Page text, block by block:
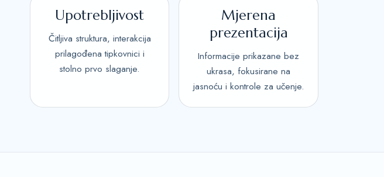
Upotrebljivost
Čitljiva struktura, interakcija
prilagođena tipkovnici i
stolno prvo slaganje.
Mjerena
prezentacija
Informacije prikazane bez
ukrasa, fokusirane na
jasnoću i kontrole za učenje.